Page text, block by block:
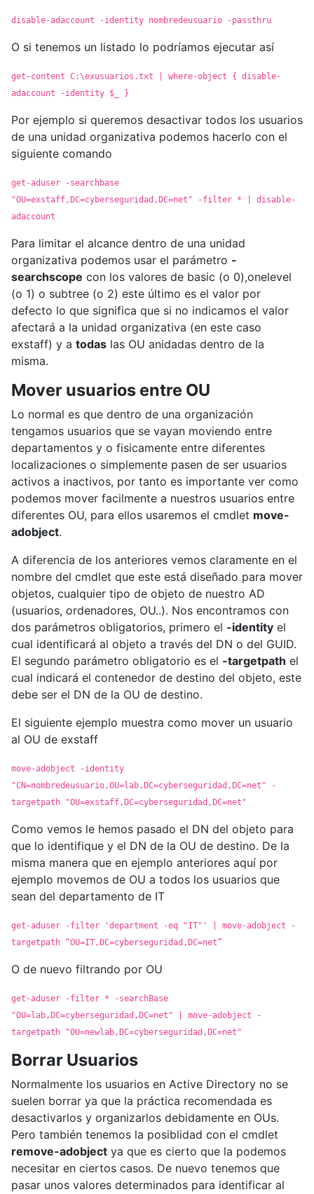
disable-adaccount -identity nombredeusuario -passthru
O si tenemos un listado lo podríamos ejecutar así
get-content C:\exusuarios.txt | where-object { disable-
adaccount -identity $_ }
Por ejemplo si queremos desactivar todos los usuarios
de una unidad organizativa podemos hacerlo con el
siguiente comando
get-aduser -searchbase
"OU=exstaff,DC=cyberseguridad,DC=net" -filter * | disable-
adaccount
Para limitar el alcance dentro de una unidad
organizativa podemos usar el parámetro -
searchscope con los valores de basic (o 0),onelevel
(o 1) o subtree (o 2) este último es el valor por
defecto lo que significa que si no indicamos el valor
afectará a la unidad organizativa (en este caso
exstaff) y a todas las OU anidadas dentro de la
misma.
Mover usuarios entre OU
Lo normal es que dentro de una organización
tengamos usuarios que se vayan moviendo entre
departamentos y o fisicamente entre diferentes
localizaciones o simplemente pasen de ser usuarios
activos a inactivos, por tanto es importante ver como
podemos mover facilmente a nuestros usuarios entre
diferentes OU, para ellos usaremos el cmdlet move-
adobject.
A diferencia de los anteriores vemos claramente en el
nombre del cmdlet que este está diseñado para mover
objetos, cualquier tipo de objeto de nuestro AD
(usuarios, ordenadores, OU..). Nos encontramos con
dos parámetros obligatorios, primero el -identity el
cual identificará al objeto a través del DN o del GUID.
El segundo parámetro obligatorio es el -targetpath el
cual indicará el contenedor de destino del objeto, este
debe ser el DN de la OU de destino.
El siguiente ejemplo muestra como mover un usuario
al OU de exstaff
move-adobject -identity
"CN=nombredeusuario,OU=lab,DC=cyberseguridad,DC=net" -
targetpath "OU=exstaff,DC=cyberseguridad,DC=net"
Como vemos le hemos pasado el DN del objeto para
que lo identifique y el DN de la OU de destino. De la
misma manera que en ejemplo anteriores aquí por
ejemplo movemos de OU a todos los usuarios que
sean del departamento de IT
get-aduser -filter 'department -eq "IT"' | move-adobject -
targetpath “OU=IT,DC=cyberseguridad,DC=net”
O de nuevo filtrando por OU
get-aduser -filter * -searchBase
"OU=lab,DC=cyberseguridad,DC=net" | move-adobject -
targetpath "OU=newlab,DC=cyberseguridad,DC=net"
Borrar Usuarios
Normalmente los usuarios en Active Directory no se
suelen borrar ya que la práctica recomendada es
desactivarlos y organizarlos debidamente en OUs.
Pero también tenemos la posiblidad con el cmdlet
remove-adobject ya que es cierto que la podemos
necesitar en ciertos casos. De nuevo tenemos que
pasar unos valores determinados para identificar al